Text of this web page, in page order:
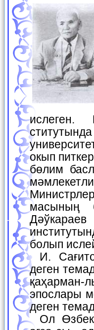
ислеген.
окып
бөлим
масының
болып
И. Сағитов 1957-жылы "Бердақтың творчествосы"
деген
эпослары
деген
Ол Өзбекстан Илимлер Академиясының хабаршы-